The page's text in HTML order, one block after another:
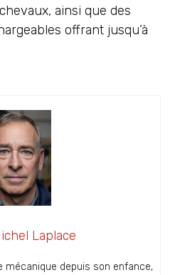
ainsi que des
offrant jusqu’à
Laplace
mécanique depuis son enfance,